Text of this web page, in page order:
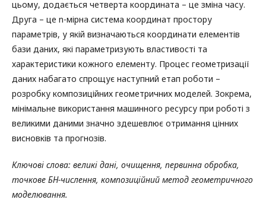
цьому, додається четверта координата – це зміна часу.
Друга – це n-мірна система координат простору
параметрів, у якій визначаються координати елементів
бази даних, які параметризують властивості та
характеристики кожного елементу. Процес геометризації
даних набагато спрощує наступний етап роботи –
розробку композиційних геометричних моделей. Зокрема,
мінімальне використання машинного ресурсу при роботі з
великими даними значно здешевлює отримання цінних
висновків та прогнозів.
Ключові слова: великі дані, очищення, первинна обробка,
точкове БН-числення, композиційний метод геометричного
моделювання.